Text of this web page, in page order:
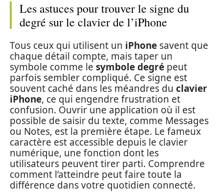
Les astuces pour trouver le signe du
degré sur le clavier de l’iPhone
Tous ceux qui utilisent un iPhone savent que
chaque détail compte, mais taper un
symbole comme le symbole degré peut
parfois sembler compliqué. Ce signe est
souvent caché dans les méandres du clavier
iPhone, ce qui engendre frustration et
confusion. Ouvrir une application où il est
possible de saisir du texte, comme Messages
ou Notes, est la première étape. Le fameux
caractère est accessible depuis le clavier
numérique, une fonction dont les
utilisateurs peuvent tirer parti. Comprendre
comment l’atteindre peut faire toute la
différence dans votre quotidien connecté.